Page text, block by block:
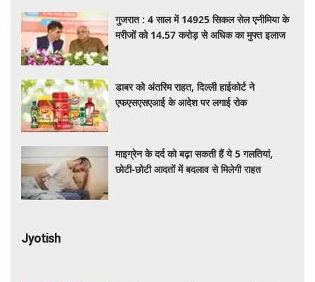
गुजरात : 4 साल में 14925 सिकल सेल एनीमिया के
मरीजों को 14.57 करोड़ से अधिक का मुफ्त इलाज
डाबर को अंतरिम राहत, दिल्ली हाईकोर्ट ने
एफएसएसएआई के आदेश पर लगाई रोक
माइग्रेन के दर्द को बढ़ा सकती हैं ये 5 गलतियां,
छोटी-छोटी आदतों में बदलाव से मिलेगी राहत
Jyotish